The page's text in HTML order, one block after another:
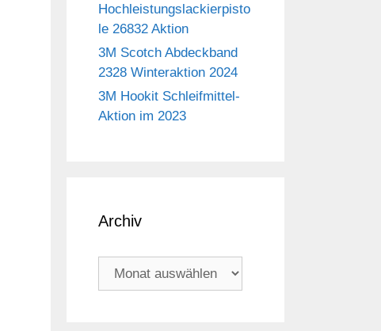
Hochleistungslackierpisto
le 26832 Aktion
3M Scotch Abdeckband
2328 Winteraktion 2024
3M Hookit Schleifmittel-
Aktion im 2023
Archiv
Archiv